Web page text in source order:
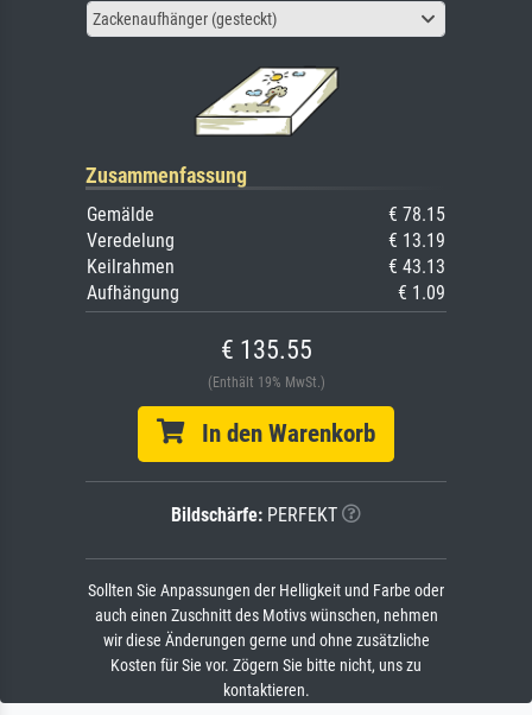
Zackenaufhänger (gesteckt)
Zusammenfassung
Gemälde
€ 78.15
Veredelung
€ 13.19
Keilrahmen
€ 43.13
Aufhängung
€ 1.09
€ 135.55
(Enthält 19% MwSt.)
In den Warenkorb
Bildschärfe: PERFEKT
Sollten Sie Anpassungen der Helligkeit und Farbe oder
auch einen Zuschnitt des Motivs wünschen, nehmen
wir diese Änderungen gerne und ohne zusätzliche
Kosten für Sie vor. Zögern Sie bitte nicht, uns zu
kontaktieren.